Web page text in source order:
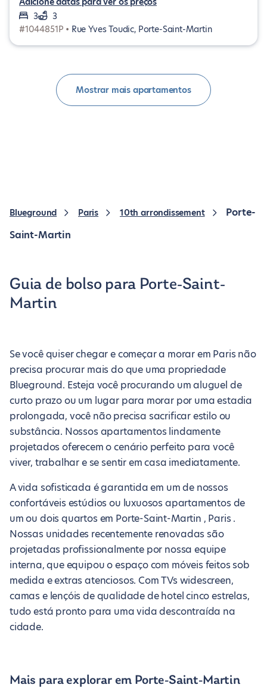
3
3
#1044851P • Rue Yves Toudic, Porte-Saint-Martin
Mostrar mais apartamentos
Blueground Paris 10th arrondissement
Porte-
Saint-Martin
Guia de bolso para Porte-Saint-
Martin
Se você quiser chegar e começar a morar em Paris não
precisa procurar mais do que uma propriedade
Blueground. Esteja você procurando um aluguel de
curto prazo ou um lugar para morar por uma estadia
prolongada, você não precisa sacrificar estilo ou
substância. Nossos apartamentos lindamente
projetados oferecem o cenário perfeito para você
viver, trabalhar e se sentir em casa imediatamente.
A vida sofisticada é garantida em um de nossos
confortáveis estúdios ou luxuosos apartamentos de
um ou dois quartos em Porte-Saint-Martin , Paris .
Nossas unidades recentemente renovadas são
projetadas profissionalmente por nossa equipe
interna, que equipou o espaço com móveis feitos sob
medida e extras atenciosos. Com TVs widescreen,
camas e lençóis de qualidade de hotel cinco estrelas,
tudo está pronto para uma vida descontraída na
cidade.
Mais para explorar em Porte-Saint-Martin